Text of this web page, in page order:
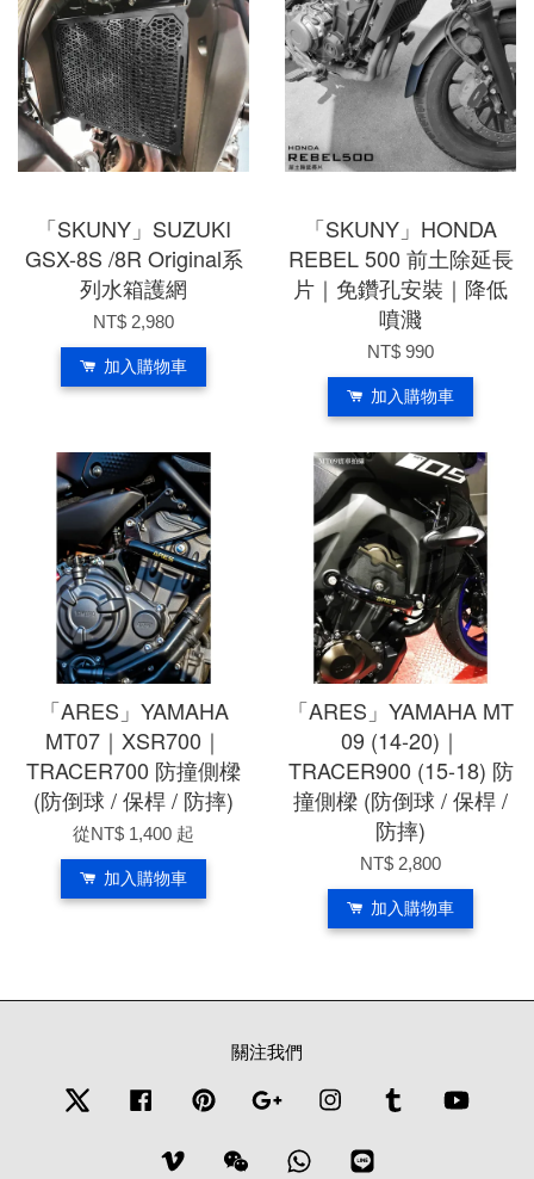
「SKUNY」SUZUKI
GSX-8S /8R Original系
列水箱護網
NT$ 2,980
加入購物車
「SKUNY」HONDA
REBEL 500 前土除延長
片｜免鑽孔安裝｜降低
噴濺
NT$ 990
加入購物車
「ARES」YAMAHA
MT07｜XSR700｜
TRACER700 防撞側樑
(防倒球 / 保桿 / 防摔)
從NT$ 1,400 起
加入購物車
「ARES」YAMAHA MT
09 (14-20)｜
TRACER900 (15-18) 防
撞側樑 (防倒球 / 保桿 /
防摔)
NT$ 2,800
加入購物車
關注我們
Twitter Facebook Pinterest Google Instagram Tumblr
Vimeo Wechat Whatsapp